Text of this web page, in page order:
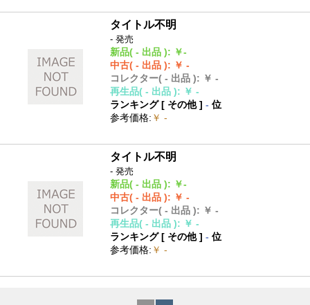
タイトル不明
- 発売
新品( - 出品 ): ￥-
中古( - 出品 ): ￥ -
コレクター( - 出品 ): ￥ -
再生品( - 出品 ): ￥ -
ランキング [ その他]- 位
参考価格: ￥ -
タイトル不明
- 発売
新品( - 出品 ): ￥-
中古( - 出品 ): ￥ -
コレクター( - 出品 ): ￥ -
再生品( - 出品 ): ￥ -
ランキング [ その他]- 位
参考価格: ￥ -